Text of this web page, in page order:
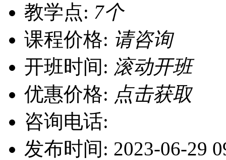
教学点: 7个
课程价格: 请咨询
开班时间: 滚动开班
优惠价格: 点击获取
咨询电话:
发布时间: 2023-06-29